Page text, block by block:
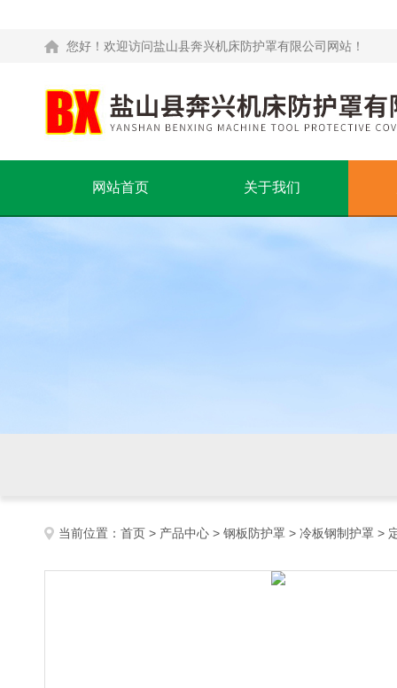
您好！欢迎访问盐山县奔兴机床防护罩有限公司网站！
网站首页 关于我们
当前位置： 首页 > 产品中心 > 钢板防护罩 > 冷板钢制护罩 >